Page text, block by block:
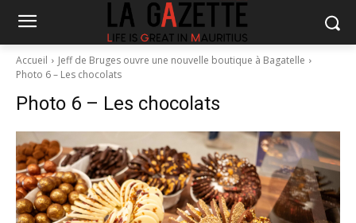
Accueil
Jeff de Bruges ouvre une nouvelle boutique à Bagatelle
Photo 6 – Les chocolats
Photo 6 – Les chocolats